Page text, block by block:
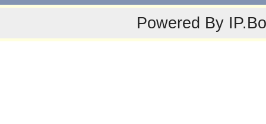
Powered By